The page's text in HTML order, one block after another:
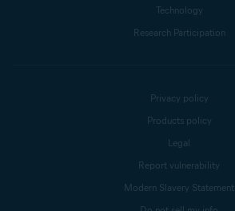
Technology
Research Participation
Privacy policy
Products policy
Legal
Report vulnerability
Modern Slavery Statement